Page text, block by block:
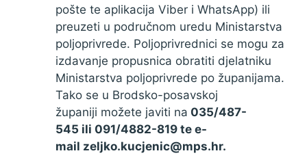
pošte te aplikacija Viber i WhatsApp) ili
preuzeti u područnom uredu Ministarstva
poljoprivrede. Poljoprivrednici se mogu za
izdavanje propusnica obratiti djelatniku
Ministarstva poljoprivrede po županijama.
Tako se u Brodsko-posavskoj
županiji možete javiti na 035/487-
545 ili 091/4882-819 te e-
mail zeljko.kucjenic@mps.hr.